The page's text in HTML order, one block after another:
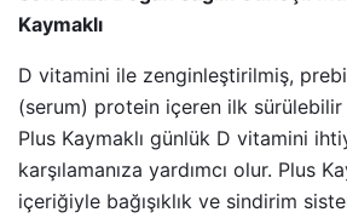
Kaymaklı
D vitamini ile zenginleştirilmiş,
(serum) protein içeren ilk
Plus Kaymaklı günlük D vitamini
karşılamanıza yardımcı olur. Plus
içeriğiyle bağışıklık ve sindirim